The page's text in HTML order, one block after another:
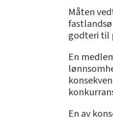
Måten
godteri til
En
En av